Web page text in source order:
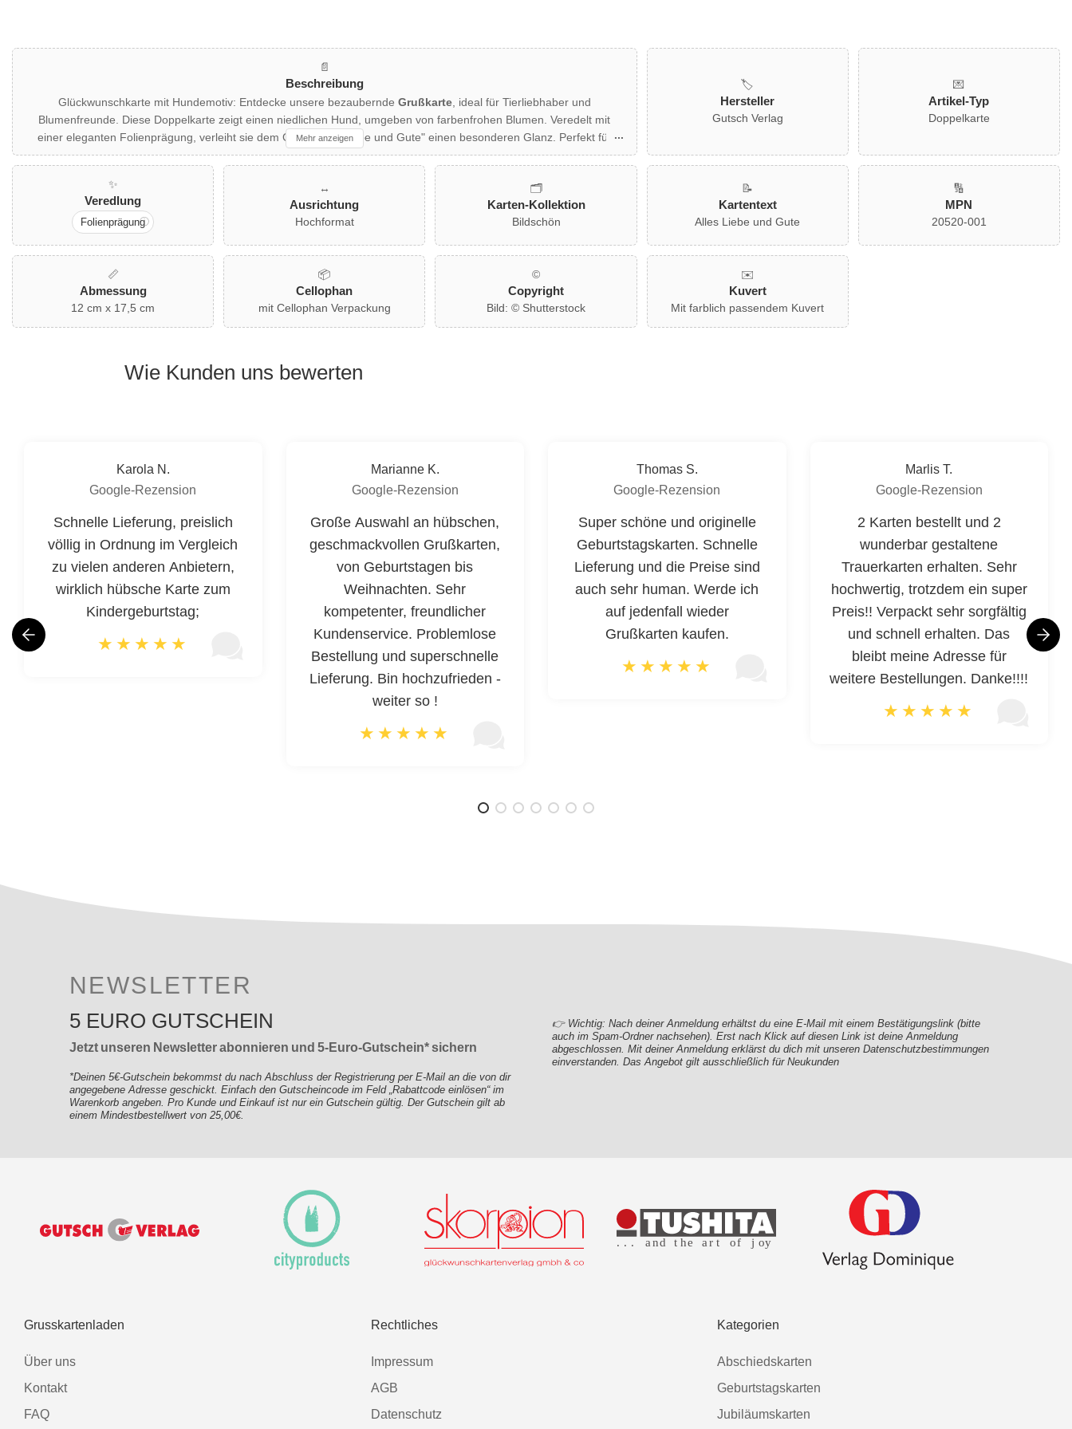
📄
Beschreibung
Glückwunschkarte mit Hundemotiv: Entdecke unsere bezaubernde Grußkarte, ideal für Tierliebhaber und
Blumenfreunde. Diese Doppelkarte zeigt einen niedlichen Hund, umgeben von farbenfrohen Blumen. Veredelt mit
einer eleganten Folienprägung, verleiht sie dem Gruß "Alles Liebe und Gute" einen besonderen Glanz. Perfekt für
Geburtstage oder als herzlicher Gruß zwischendurch. Ein farblich passender Umschlag ist im Lieferumfang enthalten.
Mehr anzeigen
🏷️
Hersteller
Gutsch Verlag
💌
Artikel-Typ
Doppelkarte
✨
Veredlung
Folienprägung
↔️
Ausrichtung
Hochformat
🗂️
Karten-Kollektion
Bildschön
📝
Kartentext
Alles Liebe und Gute
🔢
MPN
20520-001
📏
Abmessung
12 cm x 17,5 cm
📦
Cellophan
mit Cellophan Verpackung
©
Copyright
Bild: © Shutterstock
✉️
Kuvert
Mit farblich passendem Kuvert
Wie Kunden uns bewerten
Karola N.
Google-Rezension
Schnelle Lieferung, preislich
völlig in Ordnung im Vergleich
zu vielen anderen Anbietern,
wirklich hübsche Karte zum
Kindergeburtstag;
Marianne K.
Google-Rezension
Große Auswahl an hübschen,
geschmackvollen Grußkarten,
von Geburtstagen bis
Weihnachten. Sehr
kompetenter, freundlicher
Kundenservice. Problemlose
Bestellung und superschnelle
Lieferung. Bin hochzufrieden -
weiter so !
Thomas S.
Google-Rezension
Super schöne und originelle
Geburtstagskarten. Schnelle
Lieferung und die Preise sind
auch sehr human. Werde ich
auf jedenfall wieder
Grußkarten kaufen.
Marlis T.
Google-Rezension
2 Karten bestellt und 2
wunderbar gestaltene
Trauerkarten erhalten. Sehr
hochwertig, trotzdem ein super
Preis!! Verpackt sehr sorgfältig
und schnell erhalten. Das
bleibt meine Adresse für
weitere Bestellungen. Danke!!!!
NEWSLETTER
5 EURO GUTSCHEIN
Jetzt unseren Newsletter abonnieren und 5-Euro-Gutschein* sichern
*Deinen 5€-Gutschein bekommst du nach Abschluss der Registrierung per E-Mail an die von dir
angegebene Adresse geschickt. Einfach den Gutscheincode im Feld „Rabattcode einlösen“ im
Warenkorb angeben. Pro Kunde und Einkauf ist nur ein Gutschein gültig. Der Gutschein gilt ab
einem Mindestbestellwert von 25,00€.
👉 Wichtig: Nach deiner Anmeldung erhältst du eine E-Mail mit einem Bestätigungslink (bitte
auch im Spam-Ordner nachsehen). Erst nach Klick auf diesen Link ist deine Anmeldung
abgeschlossen. Mit deiner Anmeldung erklärst du dich mit unseren Datenschutzbestimmungen
einverstanden. Das Angebot gilt ausschließlich für Neukunden
Grusskartenladen
Über uns
Kontakt
FAQ
Rechtliches
Impressum
AGB
Datenschutz
Kategorien
Abschiedskarten
Geburtstagskarten
Jubiläumskarten